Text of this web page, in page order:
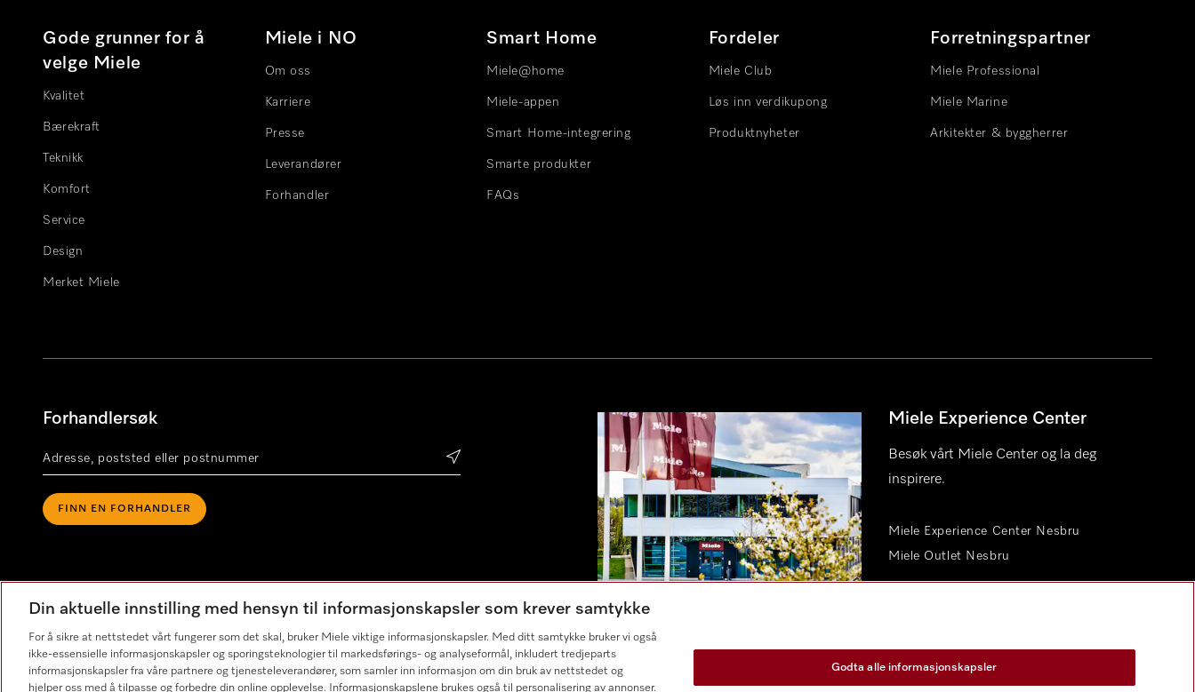
Gode grunner for å
velge Miele
Kvalitet
Bærekraft
Teknikk
Komfort
Service
Design
Merket Miele
Miele i NO
Om oss
Karriere
Presse
Leverandører
Forhandler
Smart Home
Miele@home
Miele-appen
Smart Home-integrering
Smarte produkter
FAQs
Fordeler
Miele Club
Løs inn verdikupong
Produktnyheter
Forretningspartner
Miele Professional
Miele Marine
Arkitekter & byggherrer
Forhandlersøk
FINN EN FORHANDLER
Miele Experience Center
Besøk vårt Miele Center og la deg
inspirere.
Miele Experience Center Nesbru
Miele Outlet Nesbru
Din aktuelle innstilling med hensyn til informasjonskapsler som krever samtykke
For å sikre at nettstedet vårt fungerer som det skal, bruker Miele viktige informasjonskapsler. Med ditt samtykke bruker vi også
ikke-essensielle informasjonskapsler og sporingsteknologier til markedsførings- og analyseformål, inkludert tredjeparts
informasjonskapsler fra våre partnere og tjenesteleverandører, som samler inn informasjon om din bruk av nettstedet og
hjelper oss med å tilpasse og forbedre din online opplevelse. Informasjonskapslene brukes også til personalisering av annonser.
Godta alle informasjonskapsler